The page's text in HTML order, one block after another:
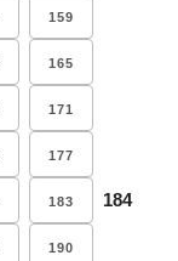
159
165
171
177
183 184
190